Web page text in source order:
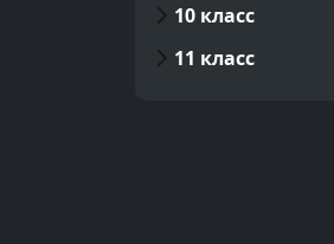
10 класс
11 класс